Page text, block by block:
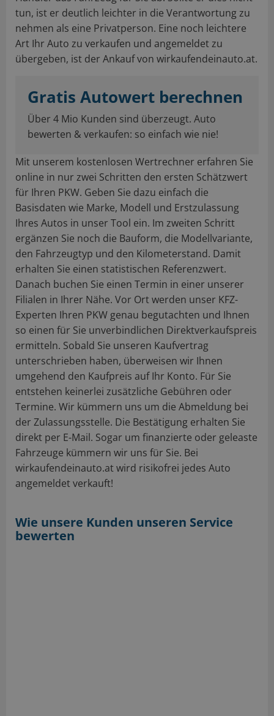
tun, ist er deutlich leichter in die Verantwortung zu
nehmen als eine Privatperson. Eine noch leichtere
Art Ihr Auto zu verkaufen und angemeldet zu
übergeben, ist der Ankauf von wirkaufendeinauto.at.
Gratis Autowert berechnen
Über 4 Mio Kunden sind überzeugt. Auto
bewerten & verkaufen: so einfach wie nie!
Mit unserem kostenlosen Wertrechner erfahren Sie
online in nur zwei Schritten den ersten Schätzwert
für Ihren PKW. Geben Sie dazu einfach die
Basisdaten wie Marke, Modell und Erstzulassung
Ihres Autos in unser Tool ein. Im zweiten Schritt
ergänzen Sie noch die Bauform, die Modellvariante,
den Fahrzeugtyp und den Kilometerstand. Damit
erhalten Sie einen statistischen Referenzwert.
Danach buchen Sie einen Termin in einer unserer
Filialen in Ihrer Nähe. Vor Ort werden unser KFZ-
Experten Ihren PKW genau begutachten und Ihnen
so einen für Sie unverbindlichen Direktverkaufspreis
ermitteln. Sobald Sie unseren Kaufvertrag
unterschrieben haben, überweisen wir Ihnen
umgehend den Kaufpreis auf Ihr Konto. Für Sie
entstehen keinerlei zusätzliche Gebühren oder
Termine. Wir kümmern uns um die Abmeldung bei
der Zulassungsstelle. Die Bestätigung erhalten Sie
direkt per E-Mail. Sogar um finanzierte oder geleaste
Fahrzeuge kümmern wir uns für Sie. Bei
wirkaufendeinauto.at wird risikofrei jedes Auto
angemeldet verkauft!
Wie unsere Kunden unseren Service
bewerten